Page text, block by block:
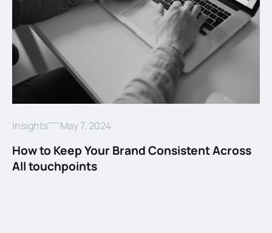
Insights May 7, 2024
How to Keep Your Brand Consistent Across
All touchpoints